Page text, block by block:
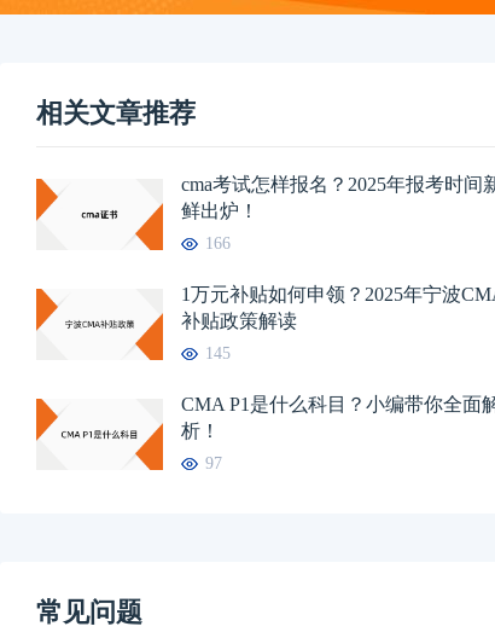
相关文章推荐
cma考试怎样报名？2025年报考时间
鲜出炉！
166
1万元补贴如何申领？2025年宁波
补贴政策解读
145
CMA P1是什么科目？小编带你全面
析！
97
常见问题